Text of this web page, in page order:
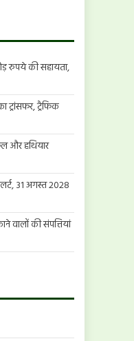
रुपये की सहायता,
ट्रांसफर, ट्रैफिक
और हथियार
31 अगस्त 2028
वालों की संपत्तियां